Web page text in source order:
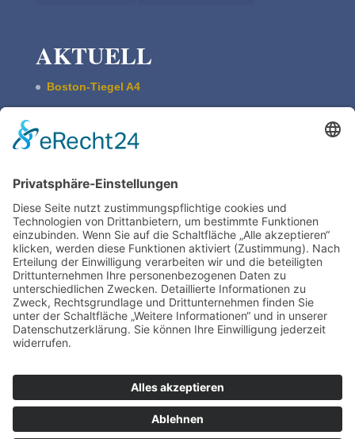
AKTUELL
Boston-Tiegel A4
ASBERN Radier­presse
Boston Tiegel W. Harth & Co.
Impres­sum
Daten­schutz | Legal
Train­ing
Grafische Maschinen | 15370 Fredersdorf near
Berlin | Germanywww.bertrammachines.com